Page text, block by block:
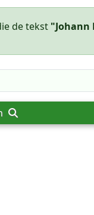
de tekst "Johann